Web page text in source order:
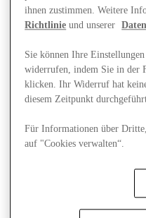
ihnen zustimmen. Weitere
Richtlinie und unserer
Sie können Ihre
widerrufen, indem Sie in der
klicken. Ihr Widerruf hat
diesem Zeitpunkt
Für Informationen über
auf "Cookies verwalten“.